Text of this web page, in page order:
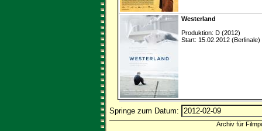
Westerland
Produktion: D (2012)
Start: 15.02.2012 (Berlinale)
Springe zum Datum:
Archiv für